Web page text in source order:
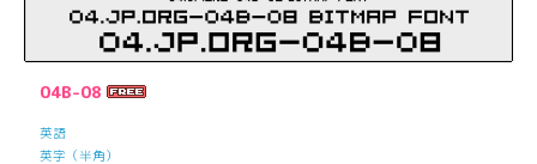
04B-08
英語
英字（半角）